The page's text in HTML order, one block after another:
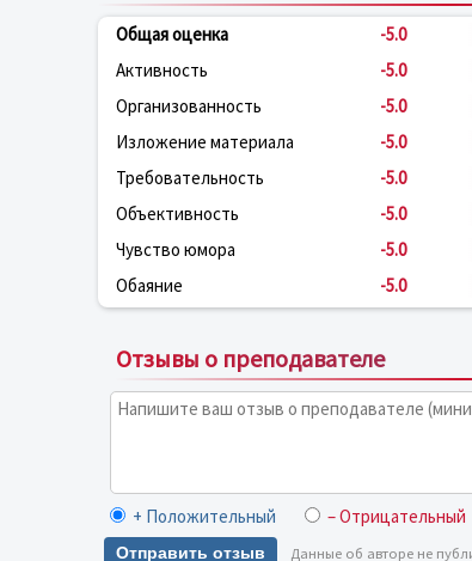
Общая оценка -5.0
Активность
-5.0
Организованность
-5.0
Изложение материала
-5.0
Требовательность
-5.0
Объективность
-5.0
Чувство юмора
-5.0
Обаяние
-5.0
Отзывы о преподавателе
+ Положительный – Отрицательный
Отправить отзыв Данные об авторе не